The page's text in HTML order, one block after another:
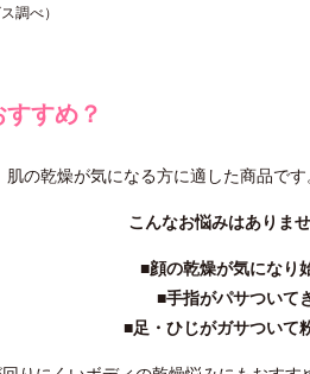
調べ）
すめ？
の乾燥が気になる方に適した商品です
こんなお悩みはありま
■顔の乾燥が気になり
■手指がパサついて
■足・ひじがガサついて